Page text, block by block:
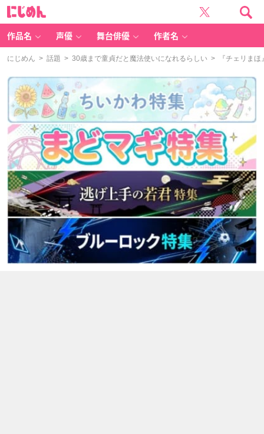
作品名 声優 舞台俳優 作者名
にじめん > 話題 > 30歳まで童貞だと魔法使いになれるらしい > 『チェリまほ